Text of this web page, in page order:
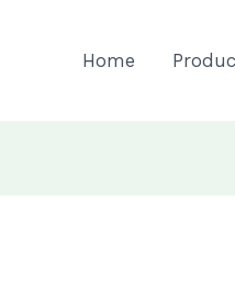
Home